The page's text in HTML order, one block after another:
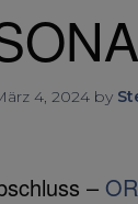
4, 2024 by
–